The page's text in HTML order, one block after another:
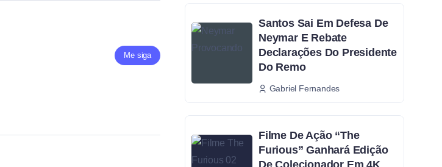
Me siga
Santos Sai Em Defesa De
Neymar E Rebate
Declarações Do Presidente
Do Remo
Gabriel Fernandes
Filme De Ação “The
Furious” Ganhará Edição